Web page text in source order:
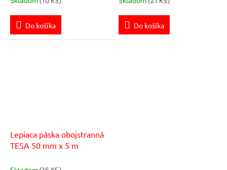
Do košíka Do košíka
Lepiaca páska obojstranná
TESA 50 mm x 5 m